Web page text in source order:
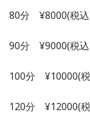
80分 ¥8000(税
90分 ¥9000(税
100分 ¥10000(
120分 ¥12000(